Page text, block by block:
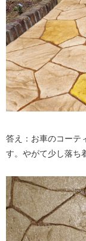
答え：お車のコーテ
す。やがて少し落ち